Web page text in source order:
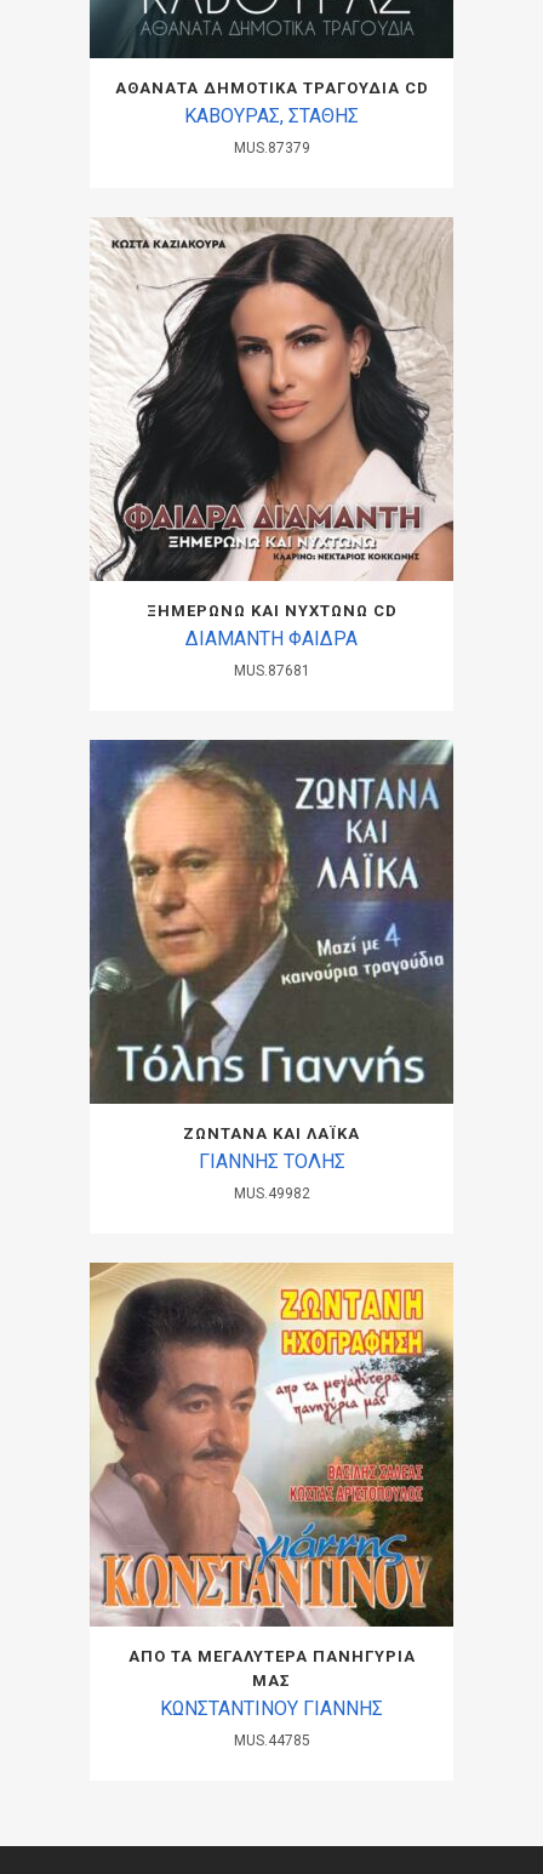
ΑΘΑΝΑΤΑ ΔΗΜΟΤΙΚΑ ΤΡΑΓΟΥΔΙΑ CD
ΚΑΒΟΥΡΑΣ, ΣΤΑΘΗΣ
MUS.87379
ΞΗΜΕΡΩΝΩ ΚΑΙ ΝΥΧΤΩΝΩ CD
ΔΙΑΜΑΝΤΗ ΦΑΙΔΡΑ
MUS.87681
ΖΩΝΤΑΝΑ ΚΑΙ ΛΑΪΚΑ
ΓΙΑΝΝΗΣ ΤΟΛΗΣ
MUS.49982
ΑΠΟ ΤΑ ΜΕΓΑΛΥΤΕΡΑ ΠΑΝΗΓΥΡΙΑ
ΜΑΣ
ΚΩΝΣΤΑΝΤΙΝΟΥ ΓΙΑΝΝΗΣ
MUS.44785